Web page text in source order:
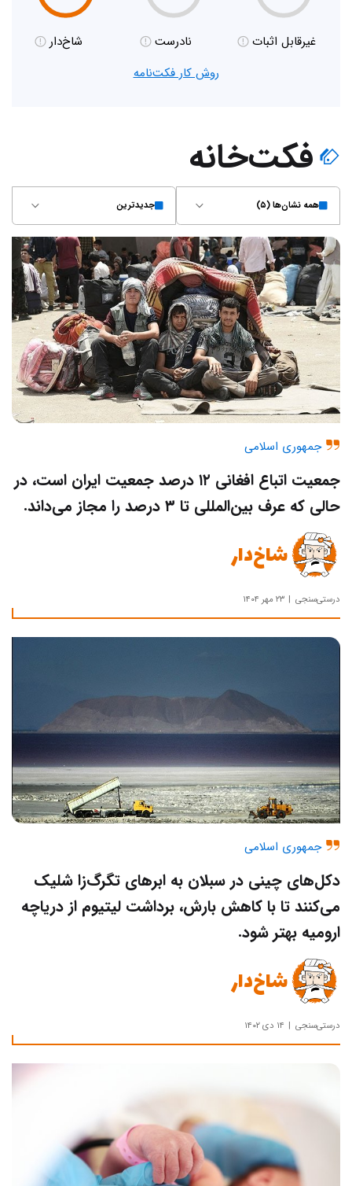
غیر‌قابل اثبات نادرست
شاخ‌دار
روش کار فکت‌نامه
فکت‌خانه
همه نشان‌ها (۵) جدیدترین
جمهوری اسلامی
جمعیت اتباع افغانی‌ ۱۲ درصد جمعیت ایران است، در
حالی که عرف بین‌المللی تا ۳ درصد را مجاز می‌داند.
شاخ‌دار
درستی‌سنجی ۲۳ مهر ۱۴۰۴
جمهوری اسلامی
دکل‌های چینی در سبلان به ابرهای تگرگ‌زا شلیک
می‌کنند تا با کاهش بارش، برداشت لیتیوم از دریاچه
ارومیه بهتر شود.
شاخ‌دار
درستی‌سنجی ۱۴ دی ۱۴۰۲